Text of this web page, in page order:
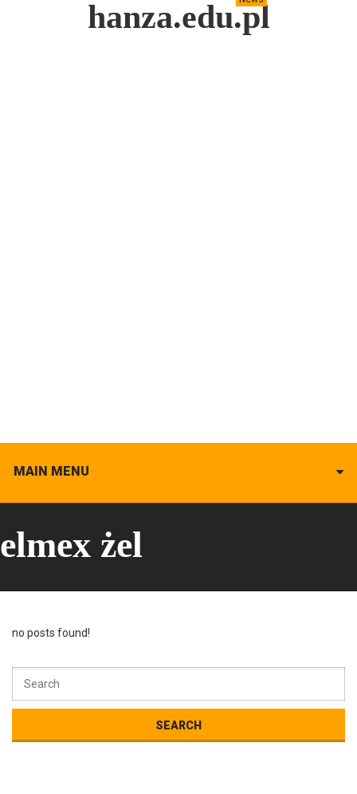
hanza.edu.pl
MAIN MENU
elmex żel
no posts found!